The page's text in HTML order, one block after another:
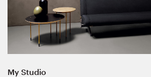
My Studio